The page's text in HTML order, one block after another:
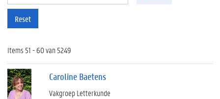
Reset
Items 51 - 60 van 5249
Caroline Baetens
Vakgroep Letterkunde